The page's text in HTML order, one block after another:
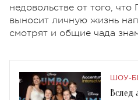
недовольстве от того,
выносит личную жизнь
смотрят и общие чада
ШОУ-
Вслед